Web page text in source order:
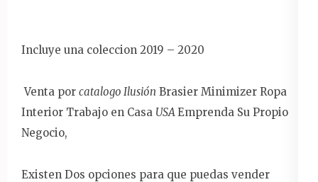
Incluye una coleccion 2019 – 2020
Venta por catalogo Ilusión Brasier Minimizer Ropa
Interior Trabajo en Casa USA Emprenda Su Propio
Negocio,
Existen Dos opciones para que puedas vender